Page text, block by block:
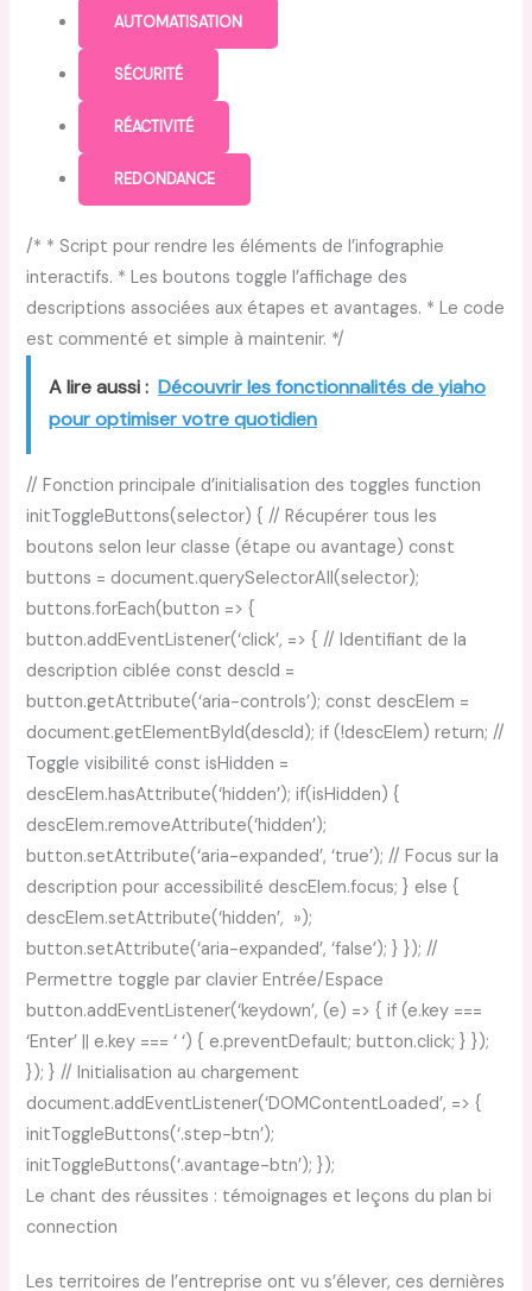
AUTOMATISATION
SÉCURITÉ
RÉACTIVITÉ
REDONDANCE
/* * Script pour rendre les éléments de l’infographie
interactifs. * Les boutons toggle l’affichage des
descriptions associées aux étapes et avantages. * Le code
est commenté et simple à maintenir. */
A lire aussi : Découvrir les fonctionnalités de yiaho
pour optimiser votre quotidien
// Fonction principale d’initialisation des toggles function
initToggleButtons(selector) { // Récupérer tous les
boutons selon leur classe (étape ou avantage) const
buttons = document.querySelectorAll(selector);
buttons.forEach(button => {
button.addEventListener(‘click’, => { // Identifiant de la
description ciblée const descId =
button.getAttribute(‘aria-controls’); const descElem =
document.getElementById(descId); if (!descElem) return; //
Toggle visibilité const isHidden =
descElem.hasAttribute(‘hidden’); if(isHidden) {
descElem.removeAttribute(‘hidden’);
button.setAttribute(‘aria-expanded’, ‘true’); // Focus sur la
description pour accessibilité descElem.focus; } else {
descElem.setAttribute(‘hidden’, »);
button.setAttribute(‘aria-expanded’, ‘false’); } }); //
Permettre toggle par clavier Entrée/Espace
button.addEventListener(‘keydown’, (e) => { if (e.key ===
‘Enter’ || e.key === ‘ ‘) { e.preventDefault; button.click; } });
}); } // Initialisation au chargement
document.addEventListener(‘DOMContentLoaded’, => {
initToggleButtons(‘.step-btn’);
initToggleButtons(‘.avantage-btn’); });
Le chant des réussites : témoignages et leçons du plan bi
connection
Les territoires de l’entreprise ont vu s’élever, ces dernières